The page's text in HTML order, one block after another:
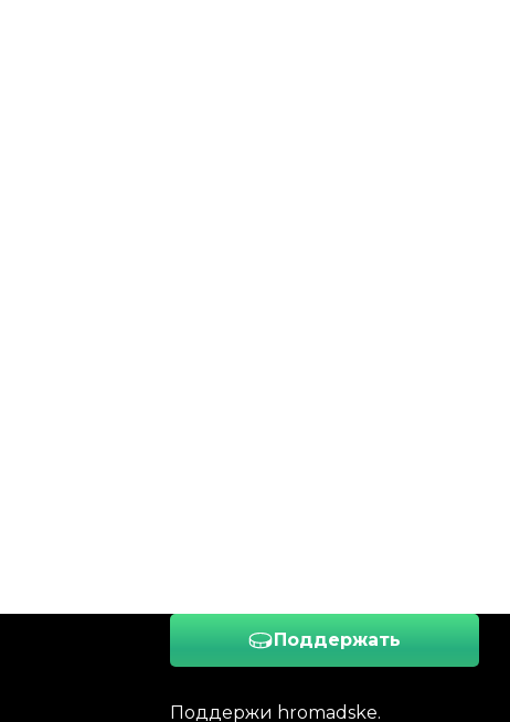
Поддержать
Поддержи hromadske.